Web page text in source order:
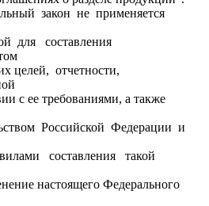
закон не применяется
для составления
целей, отчетности,
с ее требованиями, а также
Российской Федерации и
составления такой
настоящего Федерального